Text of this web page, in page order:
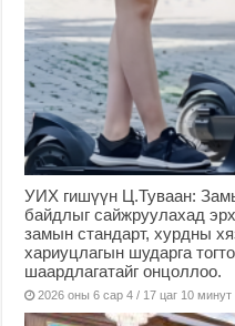
УИХ гишүүн Ц.Туваан:
байдлыг сайжруулахад
замын стандарт, хурдны
хариуцлагын шударга
шаардлагатайг онцоллоо.
2026 оны 6 сар 4 / 17 цаг 10 минут